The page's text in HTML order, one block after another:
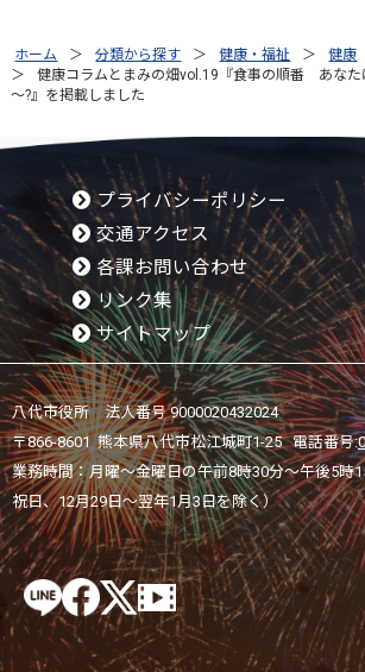
ホーム 分類から探す 健康・福祉
健康
健康コラムとまみの畑vol.19『食事の順番 あなた
～?』を掲載しました
プライバシーポリシー
交通アクセス
各課お問い合わせ
リンク集
サイトマップ
八代市役所 法人番号 9000020432024
〒866-8601 熊本県八代市松江城町1-25 電話番号:
業務時間：月曜～金曜日の午前8時30分～午後5時
祝日、12月29日～翌年1月3日を除く）